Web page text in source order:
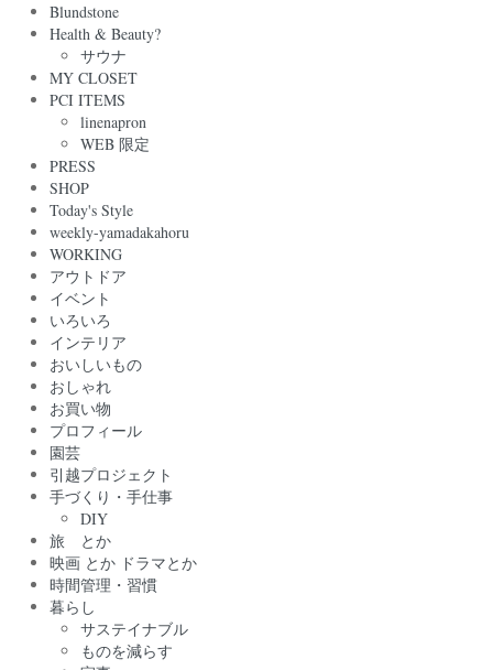
Blundstone
Health & Beauty?
サウナ
MY CLOSET
PCI ITEMS
linenapron
WEB 限定
PRESS
SHOP
Today's Style
weekly-yamadakahoru
WORKING
アウトドア
イベント
いろいろ
インテリア
おいしいもの
おしゃれ
お買い物
プロフィール
園芸
引越プロジェクト
手づくり・手仕事
DIY
旅 とか
映画 とか ドラマとか
時間管理・習慣
暮らし
サステイナブル
ものを減らす